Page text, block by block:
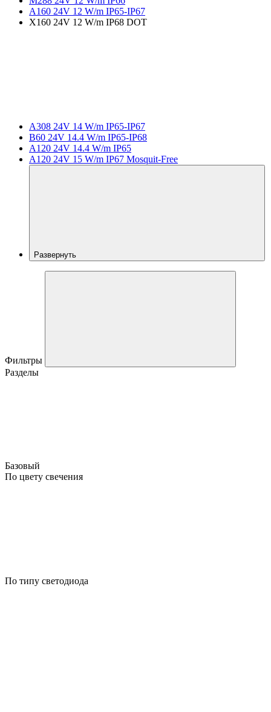
A160 24V 12 W/m IP65-IP67
X160 24V 12 W/m IP68 DOT
A308 24V 14 W/m IP65-IP67
B60 24V 14.4 W/m IP65-IP68
A120 24V 14.4 W/m IP65
A120 24V 15 W/m IP67 Mosquit-Free
Развернуть
Фильтры
Разделы
Базовый
По цвету свечения
По типу светодиода